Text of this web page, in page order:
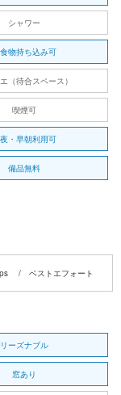
シャワー
物持ち込み可
（待合スペース）
喫煙可
・早朝利用可
備品無料
/ ベストエフォート
リーズナブル
窓あり